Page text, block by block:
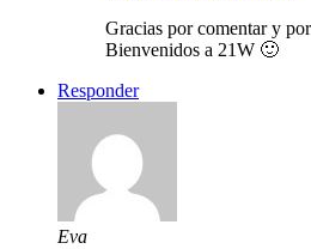
Gracias por comentar y
Bienvenidos a 21W 🙂
Responder
Eva